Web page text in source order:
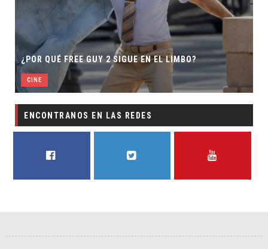
¿POR QUÉ FREE GUY 2 SIGUE EN EL LIMBO?
CINE
ENCONTRANOS EN LAS REDES